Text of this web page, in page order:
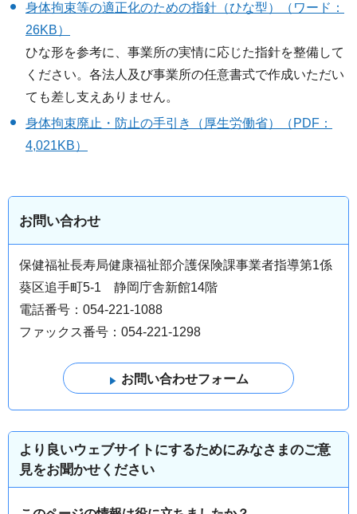
身体拘束等の適正化のための指針（ひな型）（ワード：
26KB）
ひな形を参考に、事業所の実情に応じた指針を整備して
ください。各法人及び事業所の任意書式で作成いただい
ても差し支えありません。
身体拘束廃止・防止の手引き（厚生労働省）（PDF：
4,021KB）
お問い合わせ
保健福祉長寿局健康福祉部介護保険課事業者指導第1係
葵区追手町5-1 静岡庁舎新館14階
電話番号：054-221-1088
ファックス番号：054-221-1298
より良いウェブサイトにするためにみなさまのご意
見をお聞かせください